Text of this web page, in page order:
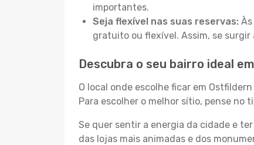
importantes.
Seja flexível nas suas reservas:
gratuito ou flexível. Assim, se
Descubra o seu bairro ideal
O local onde escolhe ficar em
Para escolher o melhor sítio, pense no
Se quer sentir a energia da cidade e
das lojas mais animadas e dos